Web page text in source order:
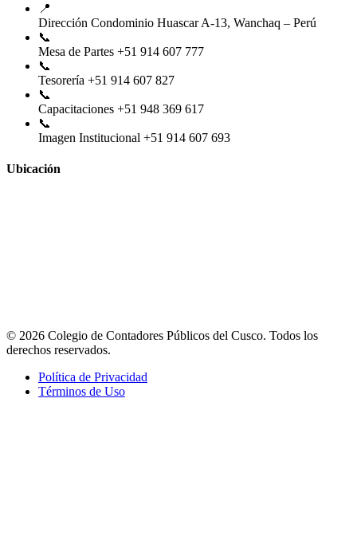
📍
Dirección Condominio Huascar A-13, Wanchaq – Perú
📞
Mesa de Partes +51 914 607 777
📞
Tesorería +51 914 607 827
📞
Capacitaciones +51 948 369 617
📞
Imagen Institucional +51 914 607 693
Ubicación
© 2026 Colegio de Contadores Públicos del Cusco. Todos los
derechos reservados.
Política de Privacidad
Términos de Uso